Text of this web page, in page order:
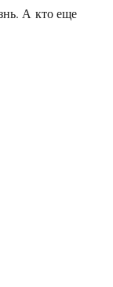
А кто еще